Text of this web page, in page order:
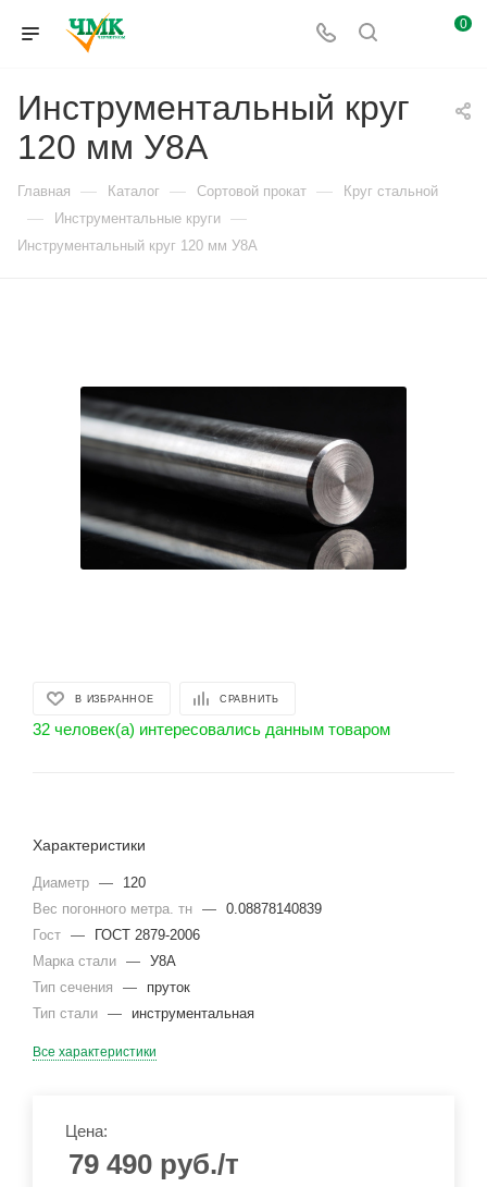
0
Инструментальный круг
120 мм У8А
Главная — Каталог — Сортовой прокат — Круг стальной
— Инструментальные круги —
Инструментальный круг 120 мм У8А
В ИЗБРАННОЕ СРАВНИТЬ
32 человек(а) интересовались данным товаром
Характеристики
Диаметр —
120
Вес погонного метра. тн — 0.08878140839
Гост —
ГОСТ 2879-2006
Марка стали — У8А
Тип сечения
—
пруток
Тип стали — инструментальная
Все характеристики
Цена:
79 490 руб./т